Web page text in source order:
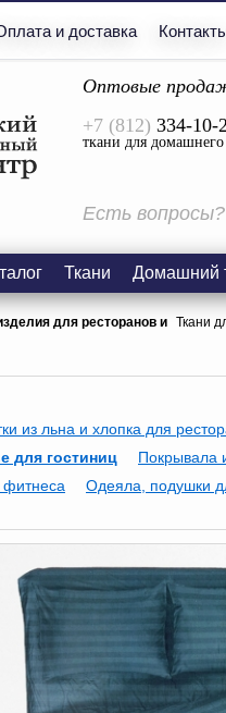
и доставка
Оптовые
+7 (812) 334-10-
ткани для домашнего
Есть вопросы?
Ткани Домашний
для ресторанов и Ткани
из льна и хлопка для
для гостиниц
Покрывала
Одеяла, подушки